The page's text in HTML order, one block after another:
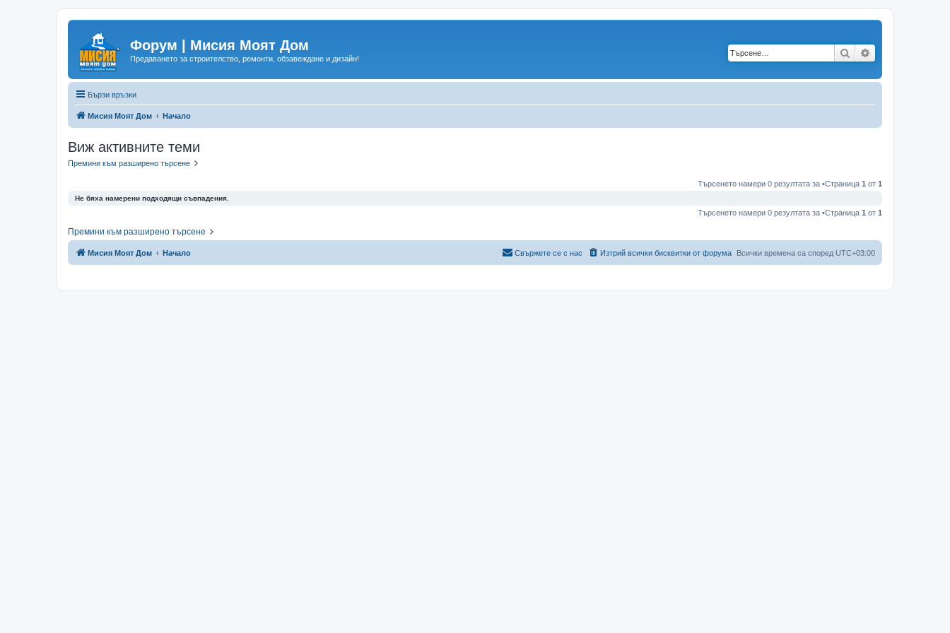
Форум | Мисия Моят Дом
Предаването за строителство, ремонти, обзавеждане и дизайн! Търсене
Бързи връзки
Мисия Моят Дом Начало
Виж активните теми
Премини към разширено търсене
Търсенето намери 0 резултата за •Страница 1 от 1
Не бяха намерени подходящи съвпадения.
Търсенето намери 0 резултата за •Страница 1 от 1
Премини към разширено търсене
Мисия Моят Дом Начало Всички времена са според UTC+03:00
Изтрий всички бисквитки от форума
Свържете се с нас